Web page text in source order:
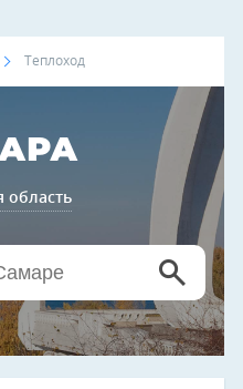
Теплоход
область